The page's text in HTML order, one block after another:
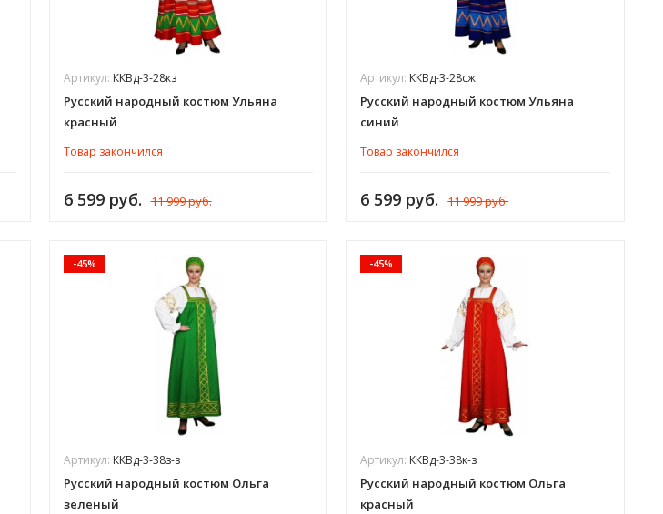
Артикул: ККВд-3-28кз
Русский народный костюм Ульяна
красный
Товар закончился
6 599 руб. 11 999 руб.
Артикул: ККВд-3-28сж
Русский народный костюм Ульяна
синий
Товар закончился
6 599 руб. 11 999 руб.
-45%
Артикул: ККВд-3-38з-з
Русский народный костюм Ольга
зеленый
-45%
Артикул: ККВд-3-38к-з
Русский народный костюм Ольга
красный